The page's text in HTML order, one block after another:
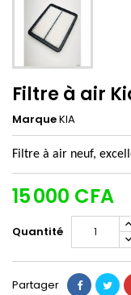
Filtre à air
MarqueKIA
Filtre à air neuf,
15 000 CFA
Quantité
Partager